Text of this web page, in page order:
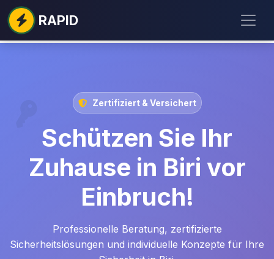
RAPID
Zertifiziert & Versichert
Schützen Sie Ihr
Zuhause in Biri vor
Einbruch!
Professionelle Beratung, zertifizierte
Sicherheitslösungen und individuelle Konzepte für Ihre